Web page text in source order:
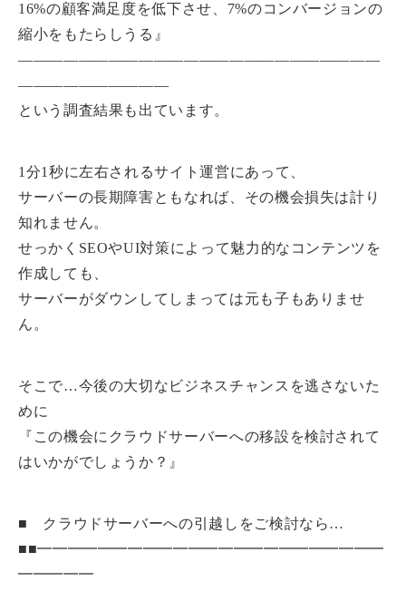
16%の顧客満足度を低下させ、7%のコンバージョンの
縮小をもたらしうる』
――――――――――――――――――――――――
――――――――――
という調査結果も出ています。
1分1秒に左右されるサイト運営にあって、
サーバーの長期障害ともなれば、その機会損失は計り
知れません。
せっかくSEOやUI対策によって魅力的なコンテンツを
作成しても、
サーバーがダウンしてしまっては元も子もありませ
ん。
そこで…今後の大切なビジネスチャンスを逃さないた
めに
『この機会にクラウドサーバーへの移設を検討されて
はいかがでしょうか？』
■ クラウドサーバーへの引越しをご検討なら…
■■━━━━━━━━━━━━━━━━━━━━━━━
━━━━━